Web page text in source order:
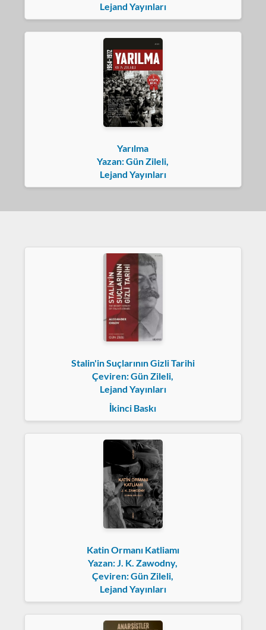
Lejand Yayınları
Yarılma
Yazan: Gün Zileli,
Lejand Yayınları
Stalin'in Suçlarının Gizli Tarihi
Çeviren: Gün Zileli,
Lejand Yayınları
İkinci Baskı
Katin Ormanı Katliamı
Yazan: J. K. Zawodny,
Çeviren: Gün Zileli,
Lejand Yayınları